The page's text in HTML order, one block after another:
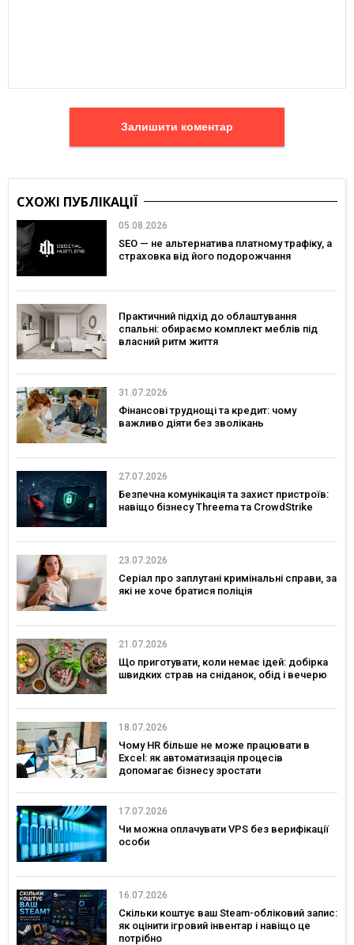
Залишити коментар
СХОЖІ ПУБЛІКАЦІЇ
05.08.2026
SEO — не альтернатива платному трафіку, а
страховка від його подорожчання
Практичний підхід до облаштування
спальні: обираємо комплект меблів під
власний ритм життя
31.07.2026
Фінансові труднощі та кредит: чому
важливо діяти без зволікань
27.07.2026
Безпечна комунікація та захист пристроїв:
навіщо бізнесу Threema та CrowdStrike
23.07.2026
Серіал про заплутані кримінальні справи, за
які не хоче братися поліція
21.07.2026
Що приготувати, коли немає ідей: добірка
швидких страв на сніданок, обід і вечерю
18.07.2026
Чому HR більше не може працювати в
Excel: як автоматизація процесів
допомагає бізнесу зростати
17.07.2026
Чи можна оплачувати VPS без верифікації
особи
16.07.2026
Скільки коштує ваш Steam-обліковий запис:
як оцінити ігровий інвентар і навіщо це
потрібно